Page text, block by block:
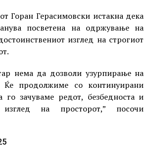
Горан Герасимовски истакна дека
посветена на одржување на
изглед на строгиот
нема да дозволи узурпирање на
Ќе продолжиме со континуирани
го зачуваме редот, безбедноста и
изглед на просторот,” посочи